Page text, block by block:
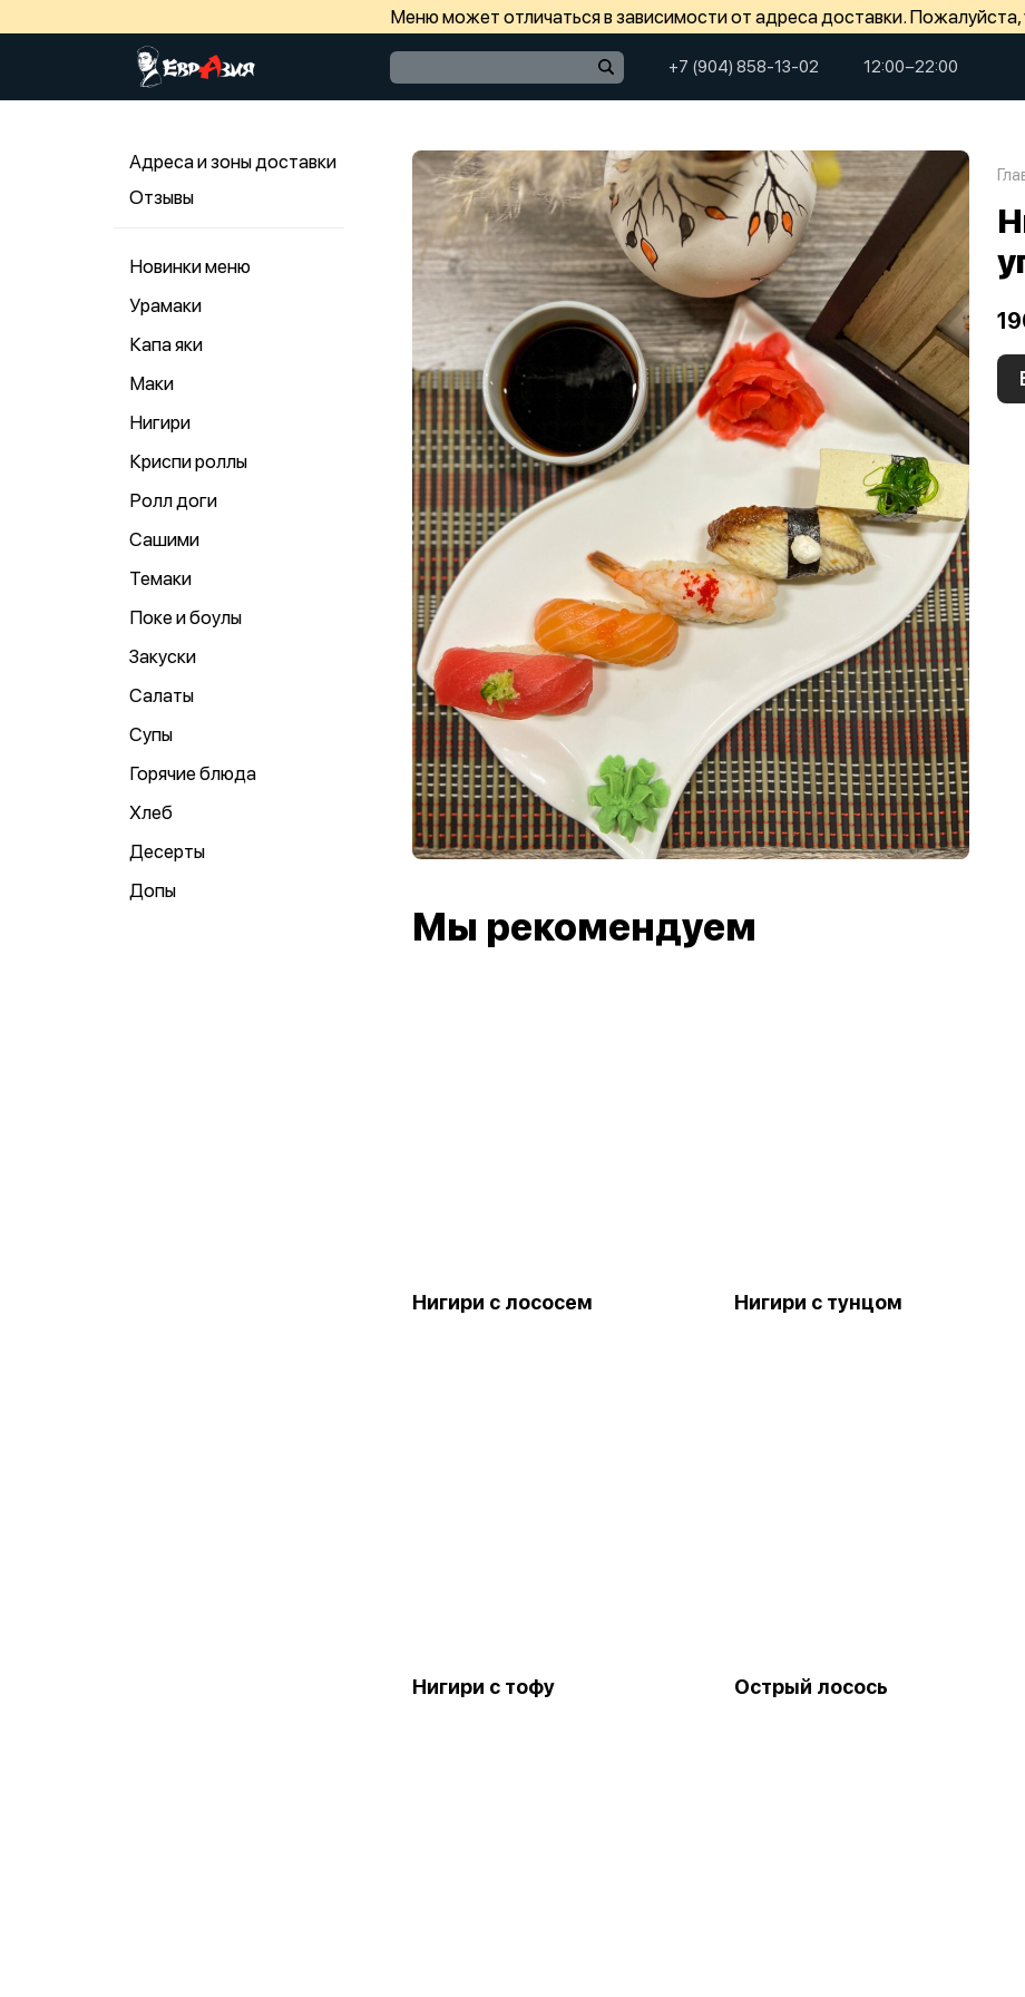
Меню может отличаться в зависимости от адреса доставки.
+7 (904) 858-13-02 12:00−22:00
Адреса и зоны доставки
Отзывы
Новинки меню
Урамаки
Капа яки
Маки
Нигири
Криспи роллы
Ролл доги
Сашими
Темаки
Поке и боулы
Закуски
Салаты
Супы
Горячие блюда
Хлеб
Десерты
Допы
Мы рекомендуем
Нигири с лососем Нигири с тунцом
Нигири с тофу Острый лосось